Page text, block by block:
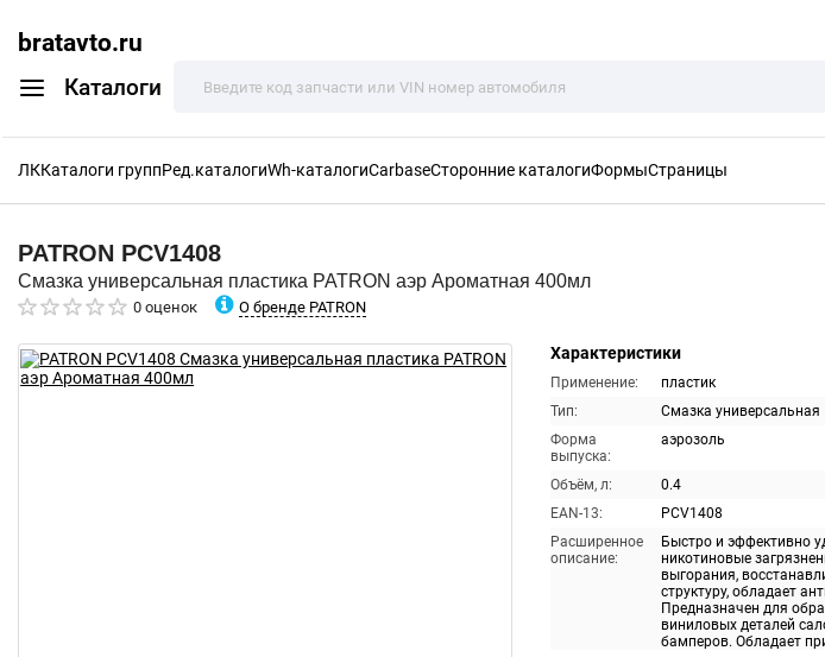
bratavto.ru
Каталоги
ЛККаталоги группРед.каталогиWh-каталогиCarbaseСторонние каталогиФормыСтраницы
PATRON PCV1408
Смазка универсальная пластика PATRON аэр Ароматная 400мл
0 оценок О бренде PATRON
Характеристики
Применение:
пластик
Тип:
Смазка универсальная
Форма
выпуска:
аэрозоль
Объём, л:
0.4
EAN-13:
PCV1408
Расширенное
описание:
Быстро и эффективно
никотиновые
выгорания,
структуру, обладает
Предназначен для
виниловых деталей
бамперов. Обладает